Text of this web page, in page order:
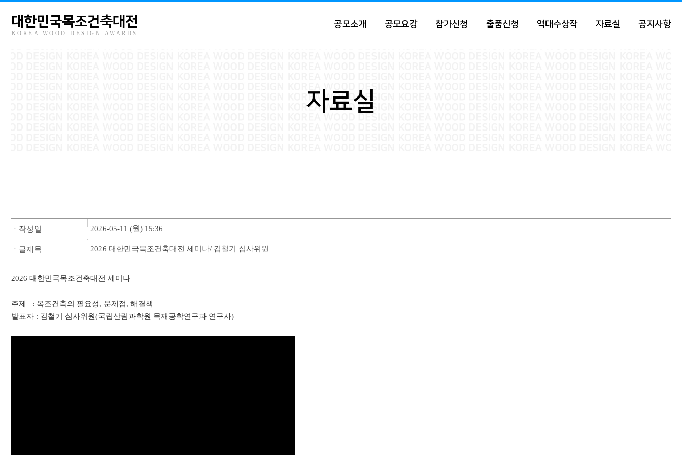
대한민국목조건축대전
KOREA WOOD DESIGN AWARDS
공모소개 공모요강 참가신청 출품신청 역대수상작 자료실 공지사항
자료실
ㆍ작성일 2026-05-11 (월) 15:36
ㆍ글제목 2026 대한민국목조건축대전 세미나/ 김철기 심사위원
2026 대한민국목조건축대전 세미나
주제 : 목조건축의 필요성, 문제점, 해결책
발표자 : 김철기 심사위원(국립산림과학원 목재공학연구과 연구사)